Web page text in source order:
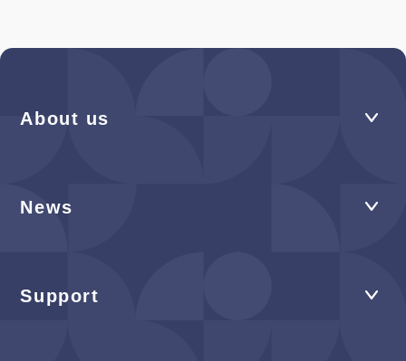
About us
News
Support